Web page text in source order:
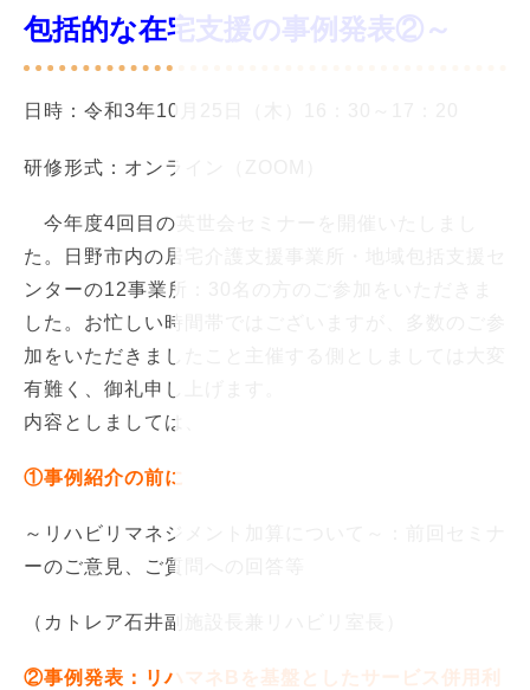
包括的な在宅支援の事例発表②～
日時：令和3年10月25日（木）16：30～17：20
研修形式：オンライン（ZOOM）
今年度4回目の英世会セミナーを開催いたしまし
た。日野市内の居宅介護支援事業所・地域包括支援セ
ンターの12事業所：30名の方のご参加をいただきま
した。お忙しい時間帯ではございますが、多数のご参
加をいただきましたこと主催する側としましては大変
有難く、御礼申し上げます。
内容としましては、
①事例紹介の前に
～リハビリマネジメント加算について～：前回セミナ
ーのご意見、ご質問への回答等
（カトレア石井副施設長兼リハビリ室長）
②事例発表：リハマネBを基盤としたサービス併用利